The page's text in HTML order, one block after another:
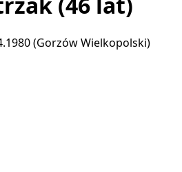
(Gorzów Wielkopolski)